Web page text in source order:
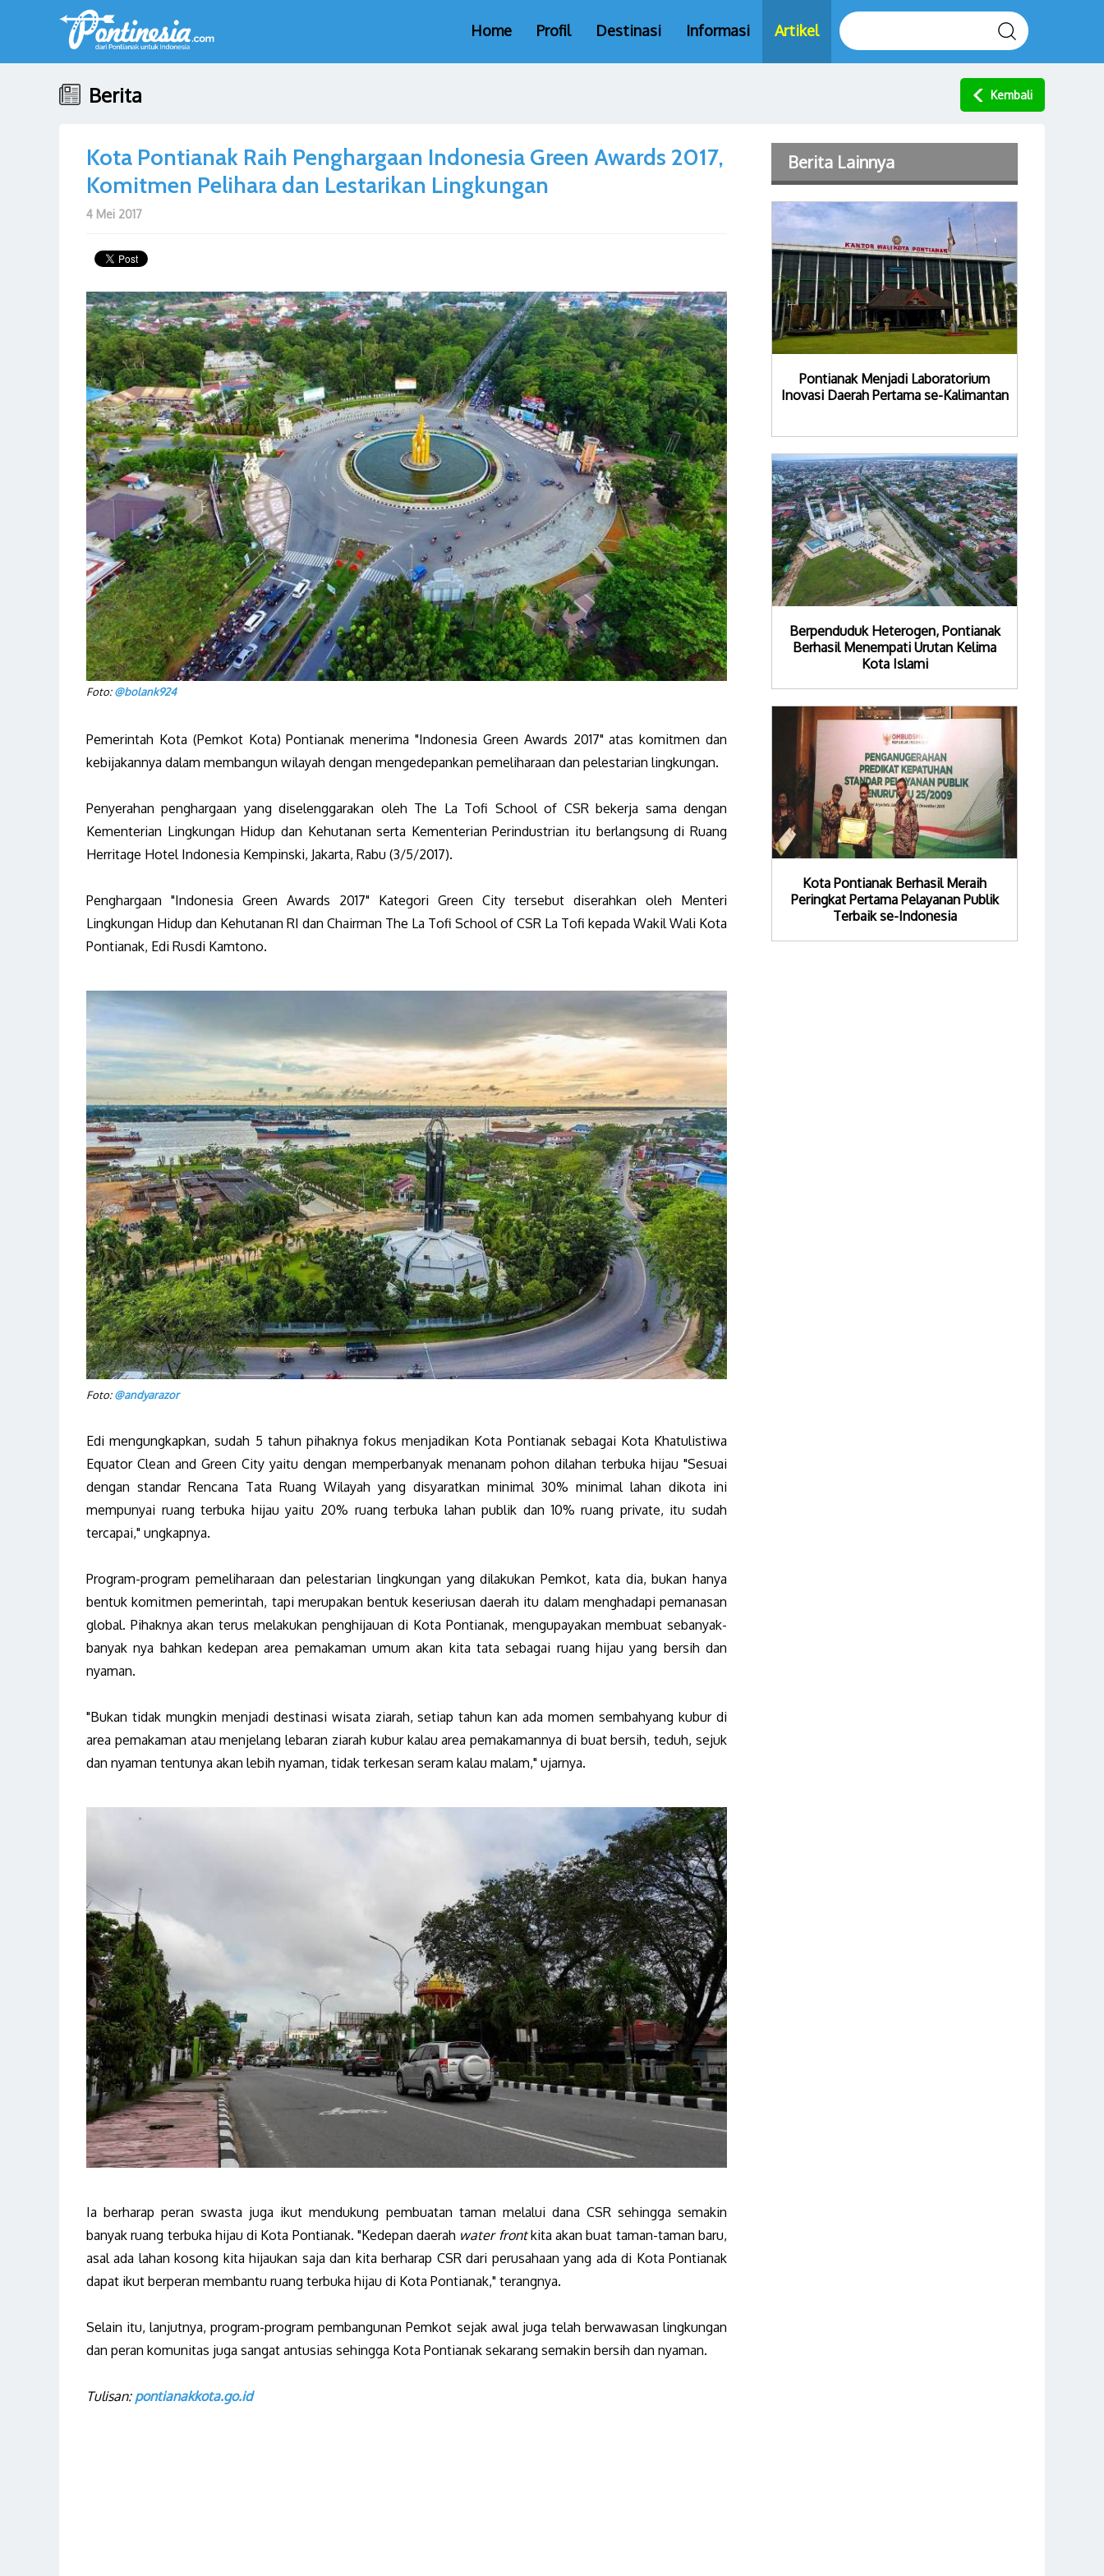
Home Profil Destinasi Informasi Artikel
Berita Kembali
Kota Pontianak Raih Penghargaan Indonesia Green Awards 2017,
Komitmen Pelihara dan Lestarikan Lingkungan
4 Mei 2017
Foto:@bolank924
Pemerintah Kota (Pemkot Kota) Pontianak menerima "Indonesia Green Awards 2017" atas komitmen dan
kebijakannya dalam membangun wilayah dengan mengedepankan pemeliharaan dan pelestarian lingkungan.
Penyerahan penghargaan yang diselenggarakan oleh The La Tofi School of CSR bekerja sama dengan
Kementerian Lingkungan Hidup dan Kehutanan serta Kementerian Perindustrian itu berlangsung di Ruang
Herritage Hotel Indonesia Kempinski, Jakarta, Rabu (3/5/2017).
Penghargaan "Indonesia Green Awards 2017" Kategori Green City tersebut diserahkan oleh Menteri
Lingkungan Hidup dan Kehutanan RI dan Chairman The La Tofi School of CSR La Tofi kepada Wakil Wali Kota
Pontianak, Edi Rusdi Kamtono.
Foto:@andyarazor
Edi mengungkapkan, sudah 5 tahun pihaknya fokus menjadikan Kota Pontianak sebagai Kota Khatulistiwa
Equator Clean and Green City yaitu dengan memperbanyak menanam pohon dilahan terbuka hijau "Sesuai
dengan standar Rencana Tata Ruang Wilayah yang disyaratkan minimal 30% minimal lahan dikota ini
mempunyai ruang terbuka hijau yaitu 20% ruang terbuka lahan publik dan 10% ruang private, itu sudah
tercapai," ungkapnya.
Program-program pemeliharaan dan pelestarian lingkungan yang dilakukan Pemkot, kata dia, bukan hanya
bentuk komitmen pemerintah, tapi merupakan bentuk keseriusan daerah itu dalam menghadapi pemanasan
global. Pihaknya akan terus melakukan penghijauan di Kota Pontianak, mengupayakan membuat sebanyak-
banyak nya bahkan kedepan area pemakaman umum akan kita tata sebagai ruang hijau yang bersih dan
nyaman.
"Bukan tidak mungkin menjadi destinasi wisata ziarah, setiap tahun kan ada momen sembahyang kubur di
area pemakaman atau menjelang lebaran ziarah kubur kalau area pemakamannya di buat bersih, teduh, sejuk
dan nyaman tentunya akan lebih nyaman, tidak terkesan seram kalau malam," ujarnya.
Ia berharap peran swasta juga ikut mendukung pembuatan taman melalui dana CSR sehingga semakin
banyak ruang terbuka hijau di Kota Pontianak. "Kedepan daerah water frontkita akan buat taman-taman baru,
asal ada lahan kosong kita hijaukan saja dan kita berharap CSR dari perusahaan yang ada di Kota Pontianak
dapat ikut berperan membantu ruang terbuka hijau di Kota Pontianak," terangnya.
Selain itu, lanjutnya, program-program pembangunan Pemkot sejak awal juga telah berwawasan lingkungan
dan peran komunitas juga sangat antusias sehingga Kota Pontianak sekarang semakin bersih dan nyaman.
Tulisan: pontianakkota.go.id
Berita Lainnya
Pontianak Menjadi Laboratorium
Inovasi Daerah Pertama se-Kalimantan
Berpenduduk Heterogen, Pontianak
Berhasil Menempati Urutan Kelima
Kota Islami
Kota Pontianak Berhasil Meraih
Peringkat Pertama Pelayanan Publik
Terbaik se-Indonesia